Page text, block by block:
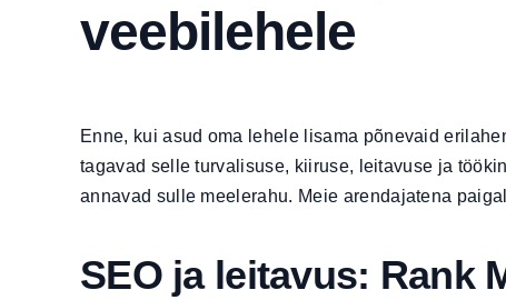
veebilehele
Enne, kui asud oma lehele lisama põnevaid
tagavad selle turvalisuse, kiiruse, leitavuse ja
annavad sulle meelerahu. Meie arendajatena
SEO ja leitavus: Rank